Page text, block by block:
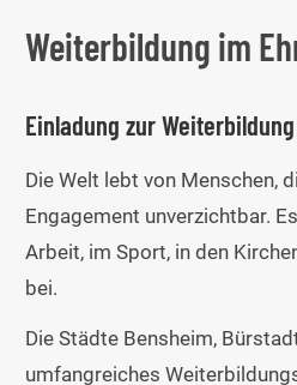
Weiterbildung im
Einladung zur
Die Welt lebt von Menschen,
Engagement unverzichtbar.
Arbeit, im Sport, in den
bei.
Die Städte Bensheim,
umfangreiches